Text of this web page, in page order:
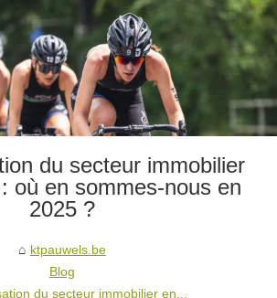
du secteur immobilier
où en sommes-nous en
2025 ?
ktpauwels.be
Blog
du secteur immobilier en...